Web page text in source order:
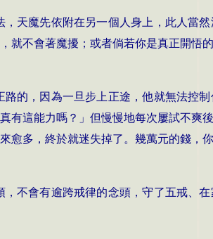
天魔先依附在另一個人身上，此人當
不會著魔擾；或者倘若你是真正開悟
的，因為一旦步上正途，他就無法控
這能力嗎？」但慢慢地每次屢試不爽
多，終於就迷失掉了。幾萬元的錢，
不會有逾跨戒律的念頭，守了五戒、